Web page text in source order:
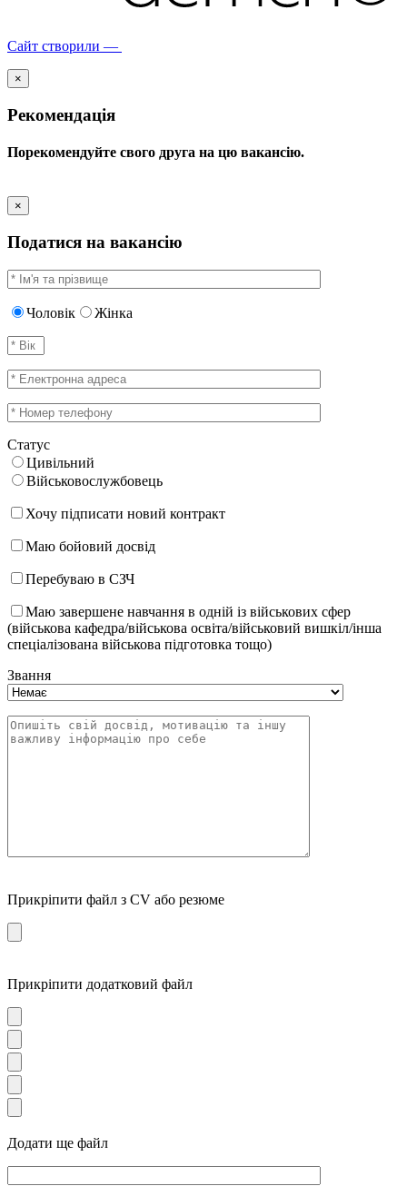
Сайт створили —
×
Рекомендація
Порекомендуйте свого друга на цю вакансію.
×
Податися на вакансію
Чоловік Жінка
Статус
Цивільний
Військовослужбовець
Хочу підписати новий контракт
Маю бойовий досвід
Перебуваю в СЗЧ
Маю завершене навчання в одній із військових сфер
(військова кафедра/військова освіта/військовий вишкіл/інша
спеціалізована військова підготовка тощо)
Звання
Прикріпити файл з CV або резюме
Прикріпити додатковий файл
Додати ще файл